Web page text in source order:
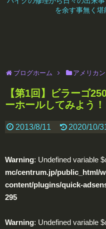
を余す事無く堪
ブログホーム アメリカン
【第1回】ビラーゴ
ーホールしてみよう！
2013/8/11 2020/10/
Warning: Undefined variable
mc/centrum.jp/public_html/
content/plugins/quick-
295
Warning: Undefined variable